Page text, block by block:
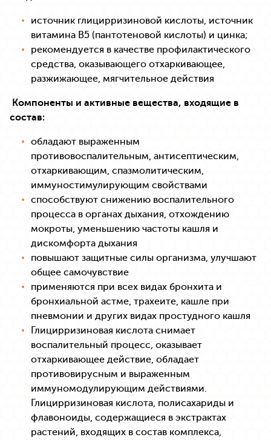
источник глицирризиновой кислоты, источник
витамина В5 (пантотеновой кислоты) и цинка;
рекомендуется в качестве профилактического
средства, оказывающего отхаркивающее,
разжижающее, мягчительное действия
Компоненты и активные вещества, входящие в
состав:
обладают выраженным
противовоспалительным, антисептическим,
отхаркивающим, спазмолитическим,
иммуностимулирующим свойствами
способствуют снижению воспалительного
процесса в органах дыхания, отхождению
мокроты, уменьшению частоты кашля и
дискомфорта дыхания
повышают защитные силы организма, улучшают
общее самочувствие
применяются при всех видах бронхита и
бронхиальной астме, трахеите, кашле при
пневмонии и других видах простудного кашля
Глицирризиновая кислота снимает
воспалительный процесс, оказывает
отхаркивающее действие, обладает
противовирусным и выраженным
иммуномодулирующим действиями.
Глицирризиновая кислота, полисахариды и
флавоноиды, содержащиеся в экстрактах
растений, входящих в состав комплекса,